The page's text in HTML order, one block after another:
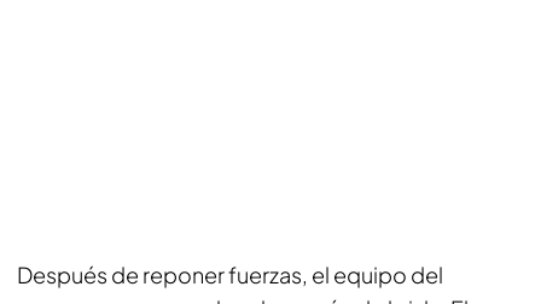
Después de reponer fuerzas, el equipo del